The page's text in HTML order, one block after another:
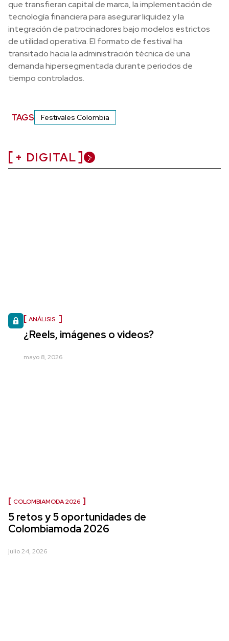
que transfieran capital de marca, la implementación de
tecnología financiera para asegurar liquidez y la
integración de patrocinadores bajo modelos estrictos
de utilidad operativa. El formato de festival ha
transitado hacia la administración técnica de una
demanda hipersegmentada durante periodos de
tiempo controlados.
TAGS Festivales Colombia
+ DIGITAL
ANÁLISIS
¿Reels, imágenes o videos?
mayo 8, 2026
COLOMBIAMODA 2026
5 retos y 5 oportunidades de
Colombiamoda 2026
julio 24, 2026